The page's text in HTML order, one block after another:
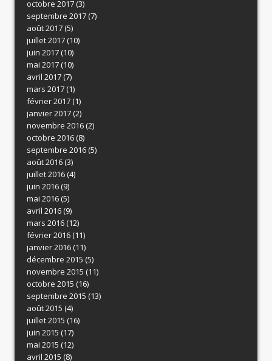
octobre 2017(3)
septembre 2017(7)
août 2017(5)
juillet 2017(10)
juin 2017(10)
mai 2017(10)
avril 2017(7)
mars 2017(1)
février 2017(1)
janvier 2017(2)
novembre 2016(2)
octobre 2016(8)
septembre 2016(5)
août 2016(3)
juillet 2016(4)
juin 2016(9)
mai 2016(5)
avril 2016(9)
mars 2016(12)
février 2016(11)
janvier 2016(11)
décembre 2015 (5)
novembre 2015 (11)
octobre 2015 (16)
septembre 2015 (13)
août 2015 (4)
juillet 2015 (16)
juin 2015 (17)
mai 2015 (12)
avril 2015 (8)